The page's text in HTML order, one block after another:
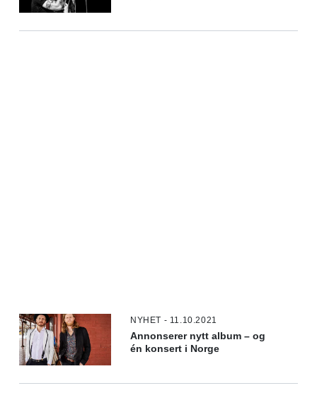
NYHET - 11.10.2021
Annonserer nytt album – og
én konsert i Norge